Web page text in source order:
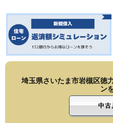
埼玉県さいたま市岩槻区徳
ン
中古